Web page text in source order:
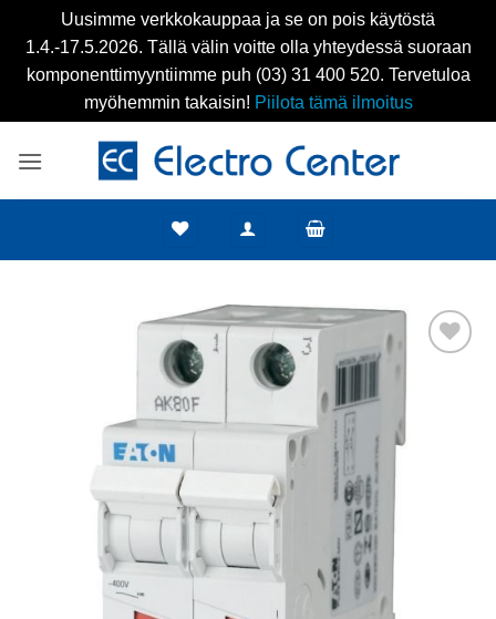
Uusimme verkkokauppaa ja se on pois käytöstä
1.4.-17.5.2026. Tällä välin voitte olla yhteydessä suoraan
komponenttimyyntiimme puh (03) 31 400 520. Tervetuloa
myöhemmin takaisin! Piilota tämä ilmoitus